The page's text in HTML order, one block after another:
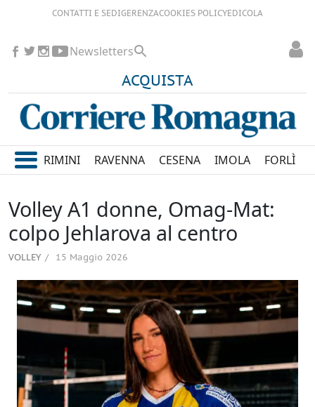
CONTATTI E SEDIGERENZACOOKIES POLICYEDICOLA
ACQUISTA
Newsletters
RIMINI RAVENNA CESENA IMOLA FORLÌ
Volley A1 donne, Omag-Mat:
colpo Jehlarova al centro
VOLLEY 15 Maggio 2026